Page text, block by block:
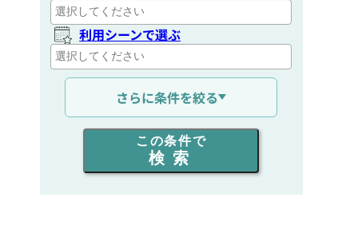
利用シーンで選ぶ
通信距離を選ぶ
出力を選ぶ
同時通話人数を選ぶ
さらに条件を絞る
この条件で
検索